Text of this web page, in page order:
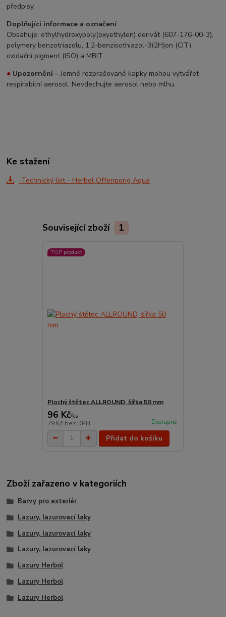
předpisy.
Doplňující informace a označení
Obsahuje: ethylhydroxypoly(oxyethylen) derivát (607-176-00-3),
polymery benzotriazolu, 1,2-benzisothiazol-3(2H)on (CIT),
oxidační pigment (ISO) a MBIT.
● Upozornění – Jemné rozprašované kapky mohou vytvářet
respirabilní aerosol. Nevdechujte aerosol nebo mlhu.
Ke stažení
Technický list - Herbol Offenporig Aqua
Související zboží 1
TOP produkt
Plochý štětec ALLROUND, šířka 50 mm
96 Kč/ks
79 Kč bez DPH Dostupné
Přidat do košíku
Zboží zařazeno v kategoriích
Barvy pro exteriér
Lazury, lazurovací laky
Lazury, lazurovací laky
Lazury, lazurovací laky
Lazury Herbol
Lazury Herbol
Lazury Herbol